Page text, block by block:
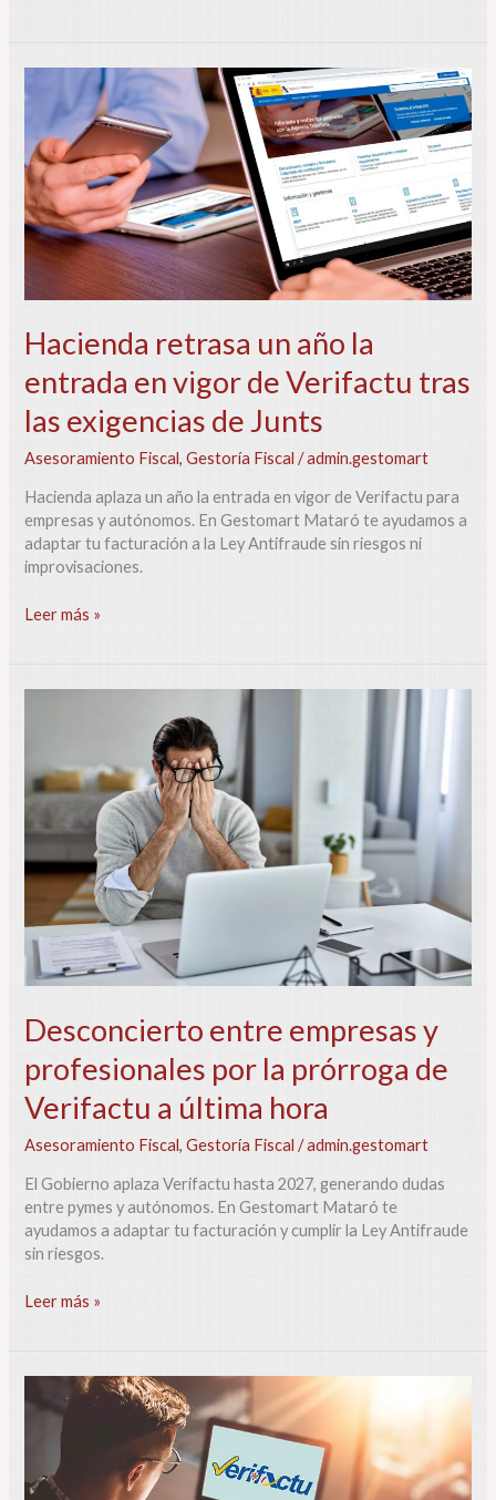
Hacienda retrasa un año la
entrada en vigor de Verifactu tras
las exigencias de Junts
Asesoramiento Fiscal,Gestoría Fiscal /admin.gestomart
Hacienda aplaza un año la entrada en vigor de Verifactu para
empresas y autónomos. En Gestomart Mataró te ayudamos a
adaptar tu facturación a la Ley Antifraude sin riesgos ni
improvisaciones.
Hacienda
retrasa
año
la
entrada
en
vigor
de
Verifactu
las
exigencias
de
Leer más »
Desconcierto entre empresas y
profesionales por la prórroga de
Verifactu a última hora
Asesoramiento Fiscal,Gestoría Fiscal /admin.gestomart
El Gobierno aplaza Verifactu hasta 2027, generando dudas
entre pymes y autónomos. En Gestomart Mataró te
ayudamos a adaptar tu facturación y cumplir la Ley Antifraude
sin riesgos.
profesionales
por
prórroga
de
Verifactu
a
última
hora
Leer más »
Agencia
Tributaria
la